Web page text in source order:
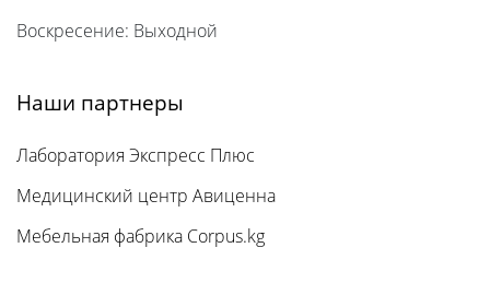
Воскресение: Выходной
Наши партнеры
Лаборатория Экспресс Плюс
Медицинский центр Авиценна
Мебельная фабрика Corpus.kg